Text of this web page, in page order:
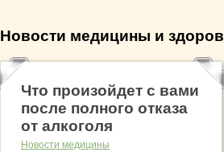
Новости медицины и
Что произойдет с вами
после полного отказа
от алкоголя
Новости медицины